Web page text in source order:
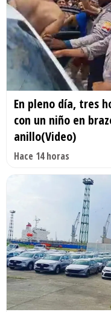
En pleno día, tres
con un niño en
anillo(Video)
Hace 14 horas